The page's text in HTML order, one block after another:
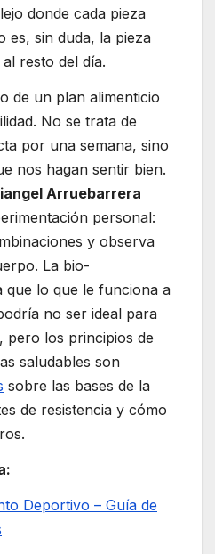
donde cada pieza
es, sin duda, la pieza
resto del día.
de un plan alimenticio
No se trata de
por una semana, sino
nos hagan sentir bien.
Arruebarrera
personal:
y observa
La bio-
que lo que le funciona a
no ser ideal para
pero los principios de
saludables son
sobre las bases de la
de resistencia y cómo
Deportivo – Guía de